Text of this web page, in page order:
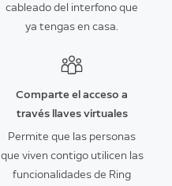
cableado del interfono que
ya tengas en casa.
Comparte el acceso a
través llaves virtuales
Permite que las personas
que viven contigo utilicen las
funcionalidades de Ring